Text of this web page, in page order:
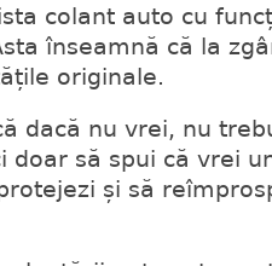
colant auto cu
înseamnă că la
originale.
dacă nu vrei, nu
doar să spui că vrei
și să